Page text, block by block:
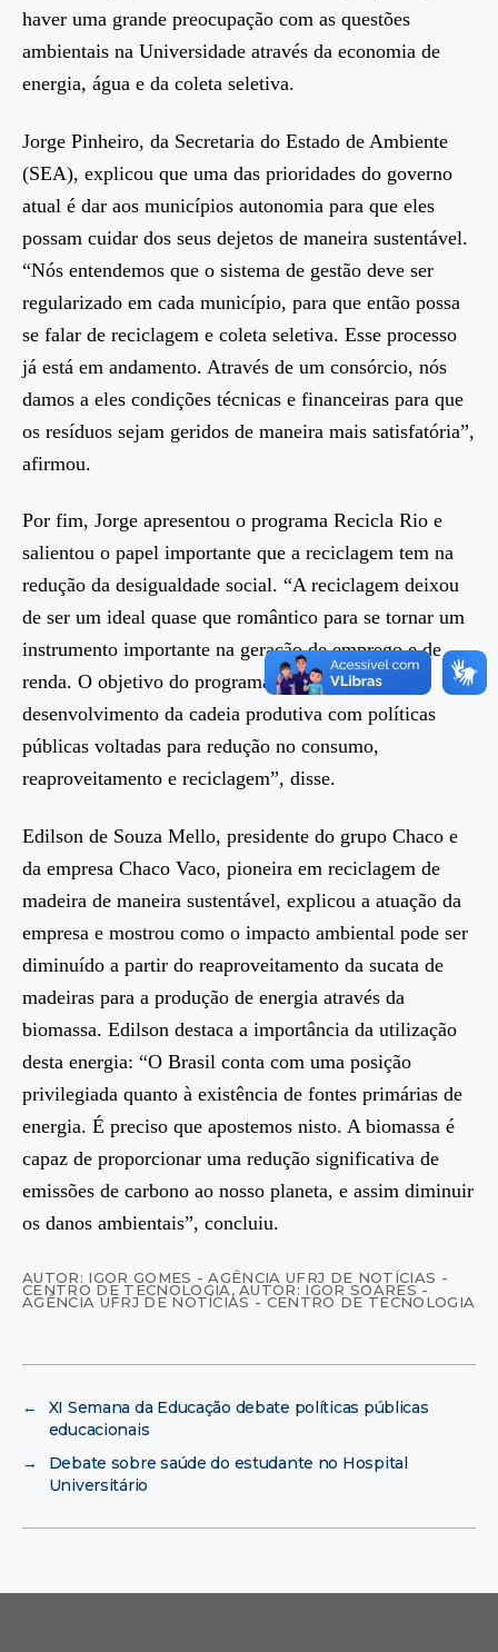
haver uma grande preocupação com as questões
ambientais na Universidade através da economia de
energia, água e da coleta seletiva.
Jorge Pinheiro, da Secretaria do Estado de Ambiente
(SEA), explicou que uma das prioridades do governo
atual é dar aos municípios autonomia para que eles
possam cuidar dos seus dejetos de maneira sustentável.
“Nós entendemos que o sistema de gestão deve ser
regularizado em cada município, para que então possa
se falar de reciclagem e coleta seletiva. Esse processo
já está em andamento. Através de um consórcio, nós
damos a eles condições técnicas e financeiras para que
os resíduos sejam geridos de maneira mais satisfatória”,
afirmou.
Por fim, Jorge apresentou o programa Recicla Rio e
salientou o papel importante que a reciclagem tem na
redução da desigualdade social. “A reciclagem deixou
de ser um ideal quase que romântico para se tornar um
instrumento importante na geração de emprego e de
renda. O objetivo do programa é apoiar o
desenvolvimento da cadeia produtiva com políticas
públicas voltadas para redução no consumo,
reaproveitamento e reciclagem”, disse.
Edilson de Souza Mello, presidente do grupo Chaco e
da empresa Chaco Vaco, pioneira em reciclagem de
madeira de maneira sustentável, explicou a atuação da
empresa e mostrou como o impacto ambiental pode ser
diminuído a partir do reaproveitamento da sucata de
madeiras para a produção de energia através da
biomassa. Edilson destaca a importância da utilização
desta energia: “O Brasil conta com uma posição
privilegiada quanto à existência de fontes primárias de
energia. É preciso que apostemos nisto. A biomassa é
capaz de proporcionar uma redução significativa de
emissões de carbono ao nosso planeta, e assim diminuir
os danos ambientais”, concluiu.
AUTOR: IGOR GOMES - AGÊNCIA UFRJ DE NOTÍCIAS -
CENTRO DE TECNOLOGIA,AUTOR: IGOR SOARES -
AGÊNCIA UFRJ DE NOTÍCIAS - CENTRO DE TECNOLOGIA
←
XI Semana da Educação debate políticas públicas
educacionais
→
Debate sobre saúde do estudante no Hospital
Universitário